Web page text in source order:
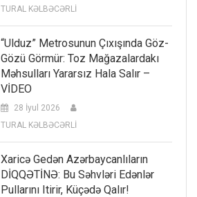
TURAL KƏLBƏCƏRLİ
“Ulduz” Metrosunun Çıxışında Göz-
Gözü Görmür: Toz Mağazalardakı
Məhsulları Yararsız Hala Salır –
VİDEO
28 İyul 2026
TURAL KƏLBƏCƏRLİ
Xaricə Gedən Azərbaycanlıların
DİQQƏTİNƏ: Bu Səhvləri Edənlər
Pullarını Itirir, Küçədə Qalır!